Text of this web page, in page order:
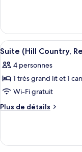
chambre :
Chambre,
1
très
grand
lit
(Retreat
Floor)
Chambre,
très
lit
(Retreat
Afficher
toutes
les
photos
pour
ce
chambre :
4
Suite (Hill Country,
4 personnes
1 très grand lit et 1
Wi-Fi gratuit
Plus de détails
Plus
Suite